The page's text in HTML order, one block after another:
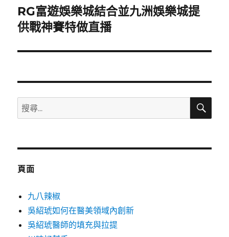
下
一
文
RG富遊娛樂城結合並九洲娛樂城提
供戰神賽特做直播
搜
尋
鍵
搜
頁面
九八辣椒
吳紹琥如何在醫美領域內創新
吳紹琥醫師的填充與拉提